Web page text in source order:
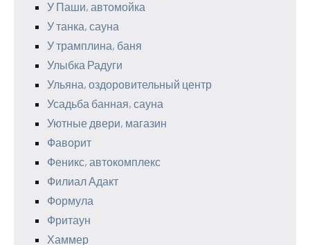
У Паши, автомойка
У танка, сауна
У трамплина, баня
Улыбка Радуги
Ульяна, оздоровительный центр
Усадьба банная, сауна
Уютные двери, магазин
Фаворит
Феникс, автокомплекс
Филиал Адакт
Формула
Фритаун
Хаммер